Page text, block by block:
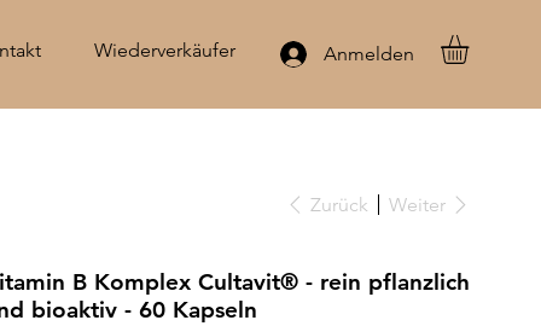
Wiederverkäufer Anmelden
Zurück Weiter
B Komplex Cultavit® - rein pflanzlich
bioaktiv - 60 Kapseln